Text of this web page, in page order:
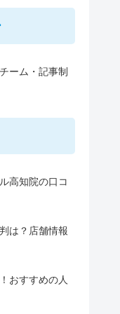
ーム・記事制
高知院の口コ
は？店舗情報
おすすめの人